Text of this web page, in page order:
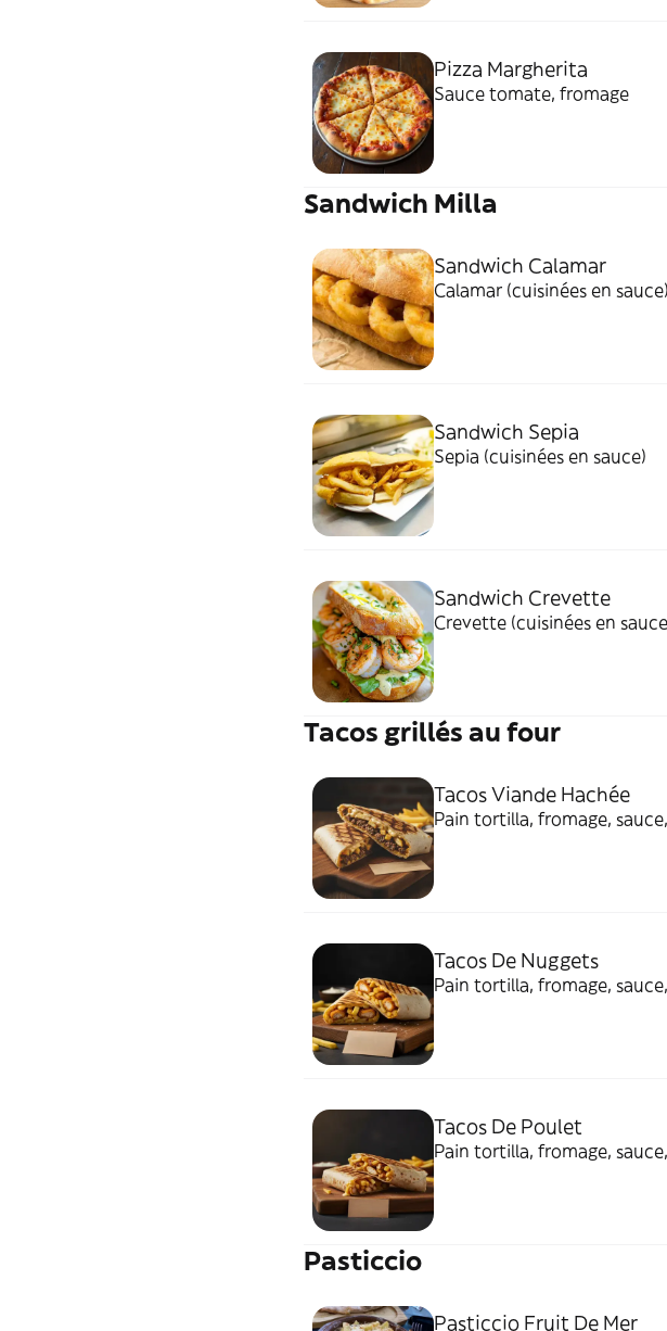
Pizza Margherita
Sauce tomate, fromage
Sandwich Milla
Sandwich Calamar
Calamar (cuisinées en sauce)
Sandwich Sepia
Sepia (cuisinées en sauce)
Sandwich Crevette
Crevette (cuisinées en
Tacos grillés au four
Tacos Viande Hachée
Pain tortilla, fromage,
Tacos De Nuggets
Pain tortilla, fromage,
Tacos De Poulet
Pain tortilla, fromage,
Pasticcio
Pasticcio Fruit De Mer